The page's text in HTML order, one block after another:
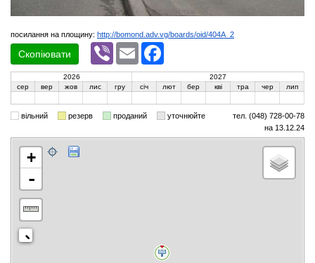
посилання на площину: http://bomond.adv.vg/boards/oid/404A_2
Скопіювати
Viber Email
2026
2027
сер
вер жов лис гру січ лют бер кві тра чер лип
вільний резерв проданий уточнюйте
тел. (048) 728-00-78
на 13.12.24
+
-